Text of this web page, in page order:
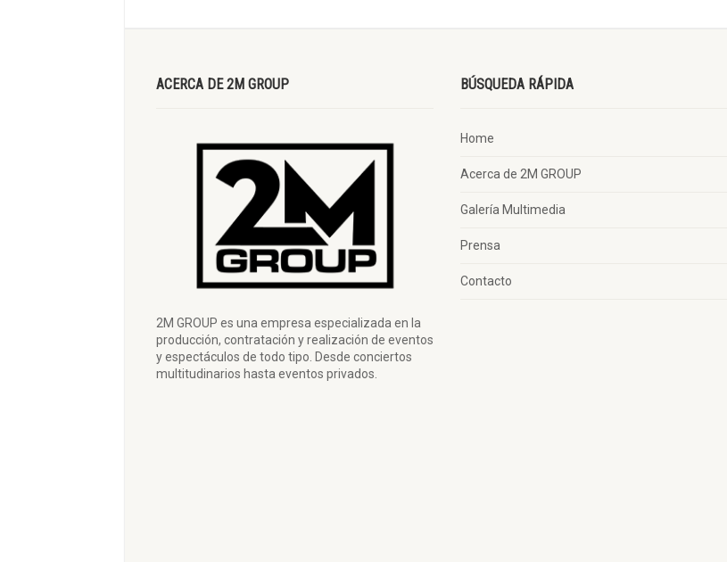
ACERCA DE 2M GROUP
2M GROUP es una empresa especializada en la
producción, contratación y realización de eventos
y espectáculos de todo tipo. Desde conciertos
multitudinarios hasta eventos privados.
BÚSQUEDA RÁPIDA
Home
Acerca de 2M GROUP
Galería Multimedia
Prensa
Contacto